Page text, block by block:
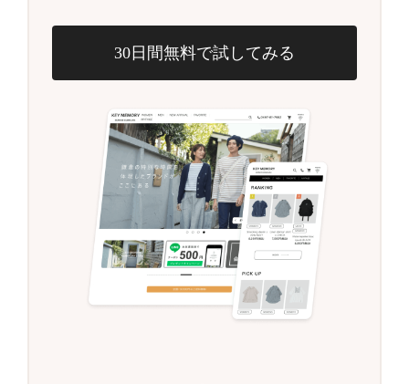
30日間無料で試してみる